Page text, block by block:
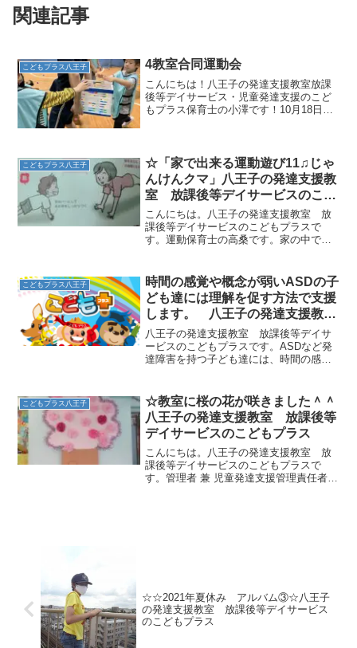
関連記事
こどもプラス八王子 4教室合同運動会
こんにちは！八王子の発達支援教室放課
後等デイサービス・児童発達支援のこど
もプラス保育士の小澤です！10月18日に
れ女パワーで日中...
こどもプラス八王子
☆「家で出来る運動遊び11♫じゃ
んけんクマ」八王子の発達支援教
室 放課後等デイサービスのこど
もプラス
こんにちは。八王子の発達支援教室 放
課後等デイサービスのこどもプラスで
す。運動保育士の高桑です。家の中で出
ーにして開いてつき、体を支える。足は
閉じてグーの体勢になる。②...
こどもプラス八王子
時間の感覚や概念が弱いASDの子
ども達には理解を促す方法で支援
します。 八王子の発達支援教
室 こどもプラスの放課後等デイ
サービス
八王子の発達支援教室 放課後等デイサ
ービスのこどもプラスです。ASDなど発
達障害を持つ子ども達には、時間の感覚
と待ってね」といわれたとき「ちょっ
と」があと何分なのかわか...
こどもプラス八王子
☆教室に桜の花が咲きました＾＾
八王子の発達支援教室 放課後等
デイサービスのこどもプラス
こんにちは。八王子の発達支援教室 放
課後等デイサービスのこどもプラスで
す。管理者 兼 児童発達支援管理責任者の
☆☆2021年夏休み アルバム③☆八王子
の発達支援教室 放課後等デイサービス
のこどもプラス